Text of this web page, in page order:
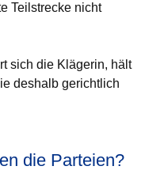
Teilstrecke nicht
sich die Klägerin, hält
deshalb gerichtlich
die Parteien?